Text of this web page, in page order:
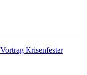
Vortrag Krisenfester